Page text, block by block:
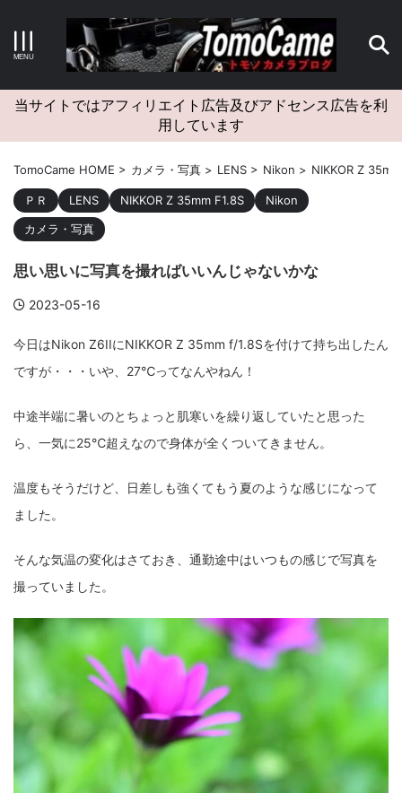
キーワードで検索する
カテゴリー
アーカイブ
タグクラウド
Canon craft EM5II EOS Kiss X4
fujifilm game GR III hobby info iPad
iPhone K-1 Leica LENS LUMIX G100
LUMIX GF9 LUMIX L10 LUMIX S1 LUMIX S9
OLYMPUS om-1 II OM-3 om-5 II omsystem
PEN E-P7 PENTAX photo Pocket 3 PS5
ricoh SONY
TAMRON TG-6 THETA VILTROX X-T2
X100F Xiaomi Pad 6 Xperia1VI Z-1
当サイトではアフィリエイト広告及びアドセンス広告を利
用しています
TomoCame HOME > カメラ・写真 > LENS > Nikon > NIKKOR Z
ＰＲ LENS NIKKOR Z 35mm F1.8S
Nikon
カメラ・写真
思い思いに写真を撮ればいいんじゃないかな
2023-05-16
今日はNikon Z6IIにNIKKOR Z 35mm f/1.8Sを付けて持ち出したん
ですが・・・いや、27℃ってなんやねん！
中途半端に暑いのとちょっと肌寒いを繰り返していたと思った
ら、一気に25℃超えなので身体が全くついてきません。
温度もそうだけど、日差しも強くてもう夏のような感じになって
ました。
そんな気温の変化はさておき、通勤途中はいつもの感じで写真を
撮っていました。